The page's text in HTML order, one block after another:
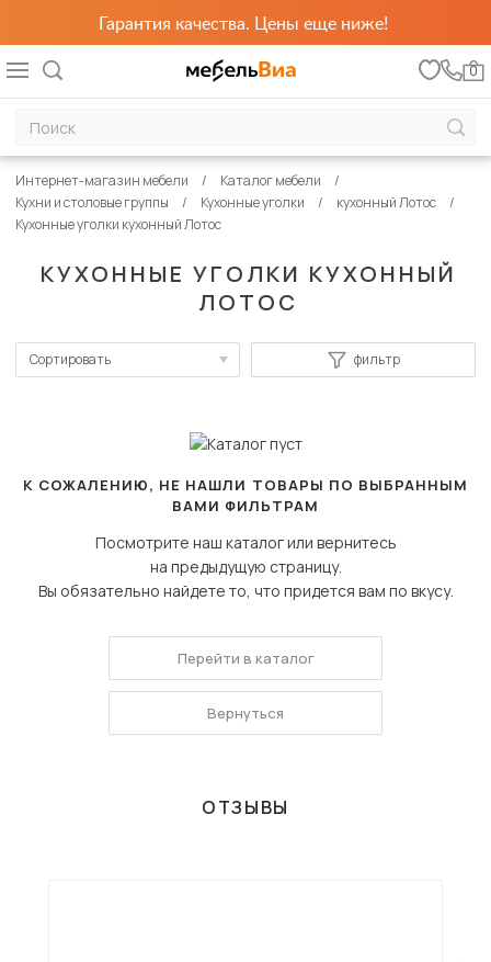
Гарантия качества. Цены еще ниже!
0
КУХОННЫЕ УГОЛКИ КУХОННЫЙ
ЛОТОС
Интернет-магазин мебели
Каталог мебели
Кухни и столовые группы
Кухонные уголки
кухонный Лотос
Кухонные уголки кухонный Лотос
Сортировать
Сначала дешевые
фильтр
К СОЖАЛЕНИЮ, НЕ НАШЛИ ТОВАРЫ ПО ВЫБРАННЫМ
ВАМИ ФИЛЬТРАМ
Посмотрите наш каталог или вернитесь
на предыдущую страницу.
Вы обязательно найдете то, что придется вам по вкусу.
Перейти в каталог
Вернуться
ОТЗЫВЫ